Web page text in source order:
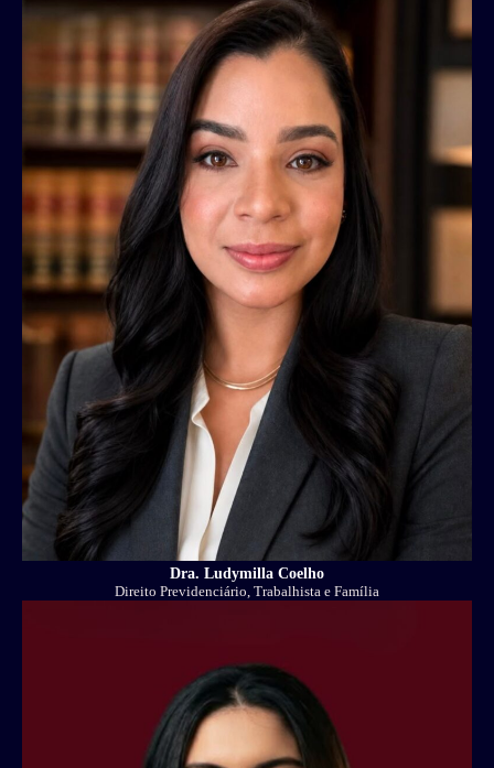
Dra. Ludymilla Coelho
Direito Previdenciário, Trabalhista e Família